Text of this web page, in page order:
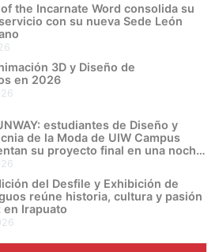
the Incarnate Word consolida su
con su nueva Sede León
3D y Diseño de
en 2026
estudiantes de Diseño y
de la Moda de UIW Campus
su proyecto final en una noche
e innovación
del Desfile y Exhibición de
reúne historia, cultura y pasión
Irapuato